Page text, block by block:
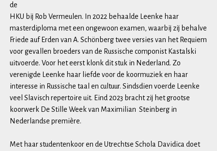
de
HKU bij Rob Vermeulen. In 2022 behaalde Leenke haar
masterdiploma met een ongewoon examen, waarbij zij behalve
Friede auf Erden van A. Schönberg twee versies van het Requiem
voor gevallen broeders van de Russische componist Kastalski
uitvoerde. Voor het eerst klonk dit stuk in Nederland. Zo
verenigde Leenke haar liefde voor de koormuziek en haar
interesse in Russische taal en cultuur. Sindsdien voerde Leenke
veel Slavisch repertoire uit. Eind 2023 bracht zij het grootse
koorwerk De Stille Week van Maximilian Steinberg in
Nederlandse première.
Met haar studentenkoor en de Utrechtse Schola Davidica doet